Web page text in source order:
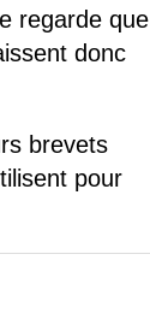
regarde que
donc
brevets
pour